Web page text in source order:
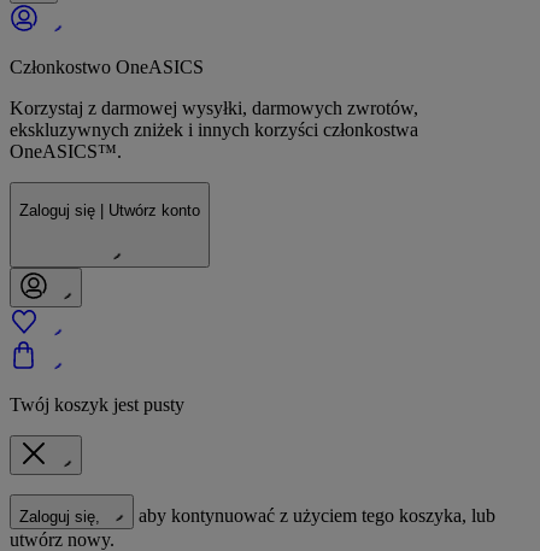
Członkostwo OneASICS
Korzystaj z darmowej wysyłki, darmowych zwrotów,
ekskluzywnych zniżek i innych korzyści członkostwa
OneASICS™.
Zaloguj się | Utwórz konto
Twój koszyk jest pusty
Zaloguj się,
aby kontynuować z użyciem tego koszyka, lub
utwórz nowy.